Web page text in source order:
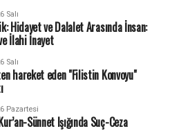
Salı
Hidayet ve Dalalet Arasında İnsan:
İlahi İnayet
Salı
hareket eden "Filistin Konvoyu"
Pazartesi
Sünnet Işığında Suç-Ceza